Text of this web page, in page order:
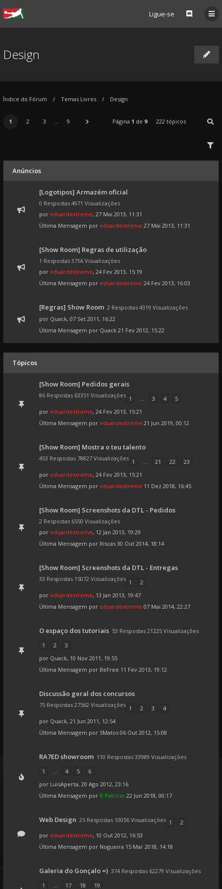
Ligue-se
Design
Índice do Fórum Temas Livres Design
1 2 3 ... 9 Página 1 de 9 222 tópicos
Anúncios
[Logotipos] Armazém oficial
0 Respostas 4971 Visualizações
por eduardextreme, 27 Mai 2013, 11:31
Última Mensagem por eduardextreme 27 Mai 2013, 11:31
[Show Room] Regras de utilização
1 Respostas 3756 Visualizações
por eduardextreme, 24 Fev 2013, 15:19
Última Mensagem por eduardextreme 24 Fev 2013, 16:03
[Regras] Show Room 2 Respostas 4319 Visualizações
por Quack, 07 Set 2011, 16:22
Última Mensagem por Quack 21 Fev 2012, 15:22
Tópicos
[Show Room] Pedidos gerais
86 Respostas 63351 Visualizações 1 ... 3 4
5
por eduardextreme, 24 Fev 2013, 15:21
Última Mensagem por eduardextreme 21 Jun 2019, 00:12
[Show Room] Mostra o teu talento
453 Respostas 78827 Visualizações 1 ... 21 22
23
por eduardextreme, 24 Fev 2013, 15:21
Última Mensagem por eduardextreme 11 Dez 2018, 16:45
[Show Room] Screenshots da DTL - Pedidos
2 Respostas 6550 Visualizações
por eduardextreme, 12 Jan 2013, 19:29
Última Mensagem por Riscas 30 Out 2014, 18:14
[Show Room] Screenshots da DTL - Entregas
33 Respostas 15072 Visualizações 1
2
por eduardextreme, 13 Jan 2013, 19:47
Última Mensagem por eduardextreme 07 Mai 2014, 22:27
O espaço dos tutoriais 53 Respostas 21225 Visualizações
1
2
3
por Quack, 10 Nov 2011, 19:55
Última Mensagem por BeFree 11 Fev 2013, 19:12
Discussão geral dos concursos
75 Respostas 27562 Visualizações 1 2 3
4
por Quack, 21 Jun 2011, 12:54
Última Mensagem por SMatos 06 Out 2012, 15:08
RA7ED showroom 110 Respostas 33989 Visualizações
1
... 4 5
6
por LuisAperta, 20 Ago 2012, 23:16
Última Mensagem por R.Patricio 22 Jun 2018, 00:17
Web Design 25 Respostas 10056 Visualizações 1
2
por eduardextreme, 10 Out 2012, 16:53
Última Mensagem por Nogueira 15 Mar 2018, 14:18
Galeria do Gonçalo =) 374 Respostas 62279 Visualizações
1
... 17 18 19